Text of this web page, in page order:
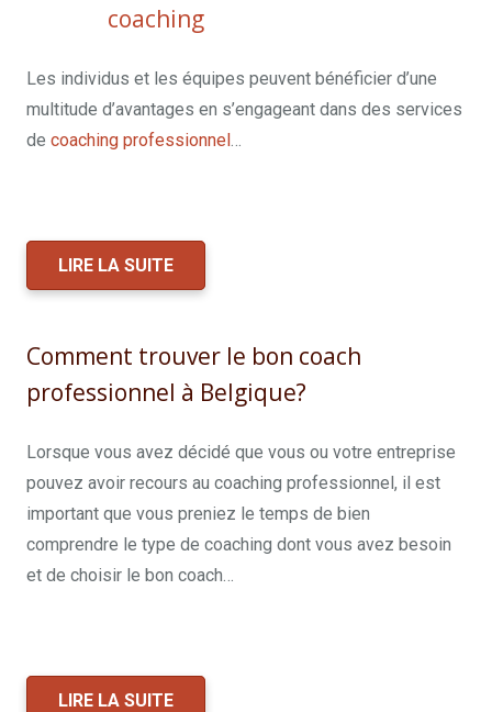
coaching
Les individus et les équipes peuvent bénéficier d’une
multitude d’avantages en s’engageant dans des services
de coaching professionnel …
LIRE LA SUITE
Comment trouver le bon coach
professionnel à Belgique?
Lorsque vous avez décidé que vous ou votre entreprise
pouvez avoir recours au coaching professionnel, il est
important que vous preniez le temps de bien
comprendre le type de coaching dont vous avez besoin
et de choisir le bon coach…
LIRE LA SUITE